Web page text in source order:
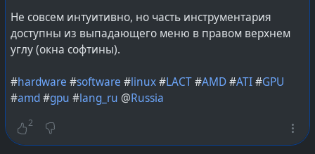
одновременной работы над документом нескольких
пользователей (есть свой отдельный сервер для
коллективной работы).
Облака и онлайн
Для работы с документами в веб-браузерах,
внедрения в различные онлайн-сервисы, удачно и
органично выглядит именно ONLYOFFICE / Р7-Офис,
Не совсем интуитивно, но часть инструментария
доступны из выпадающего меню в правом верхнем
углу (окна софтины).
#hardware #software #linux#LACT#AMD#ATI#GPU
#amd#gpu #lang_ru @Russia
2